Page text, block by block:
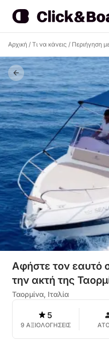
Αρχική / Τι να κάνεις / Περιήγηση
Αφήστε τον εαυτό
την ακτή της
Ταορμίνα, Ιταλία
5
9 ΑΞΙΟΛΟΓΗΣΕΙΣ